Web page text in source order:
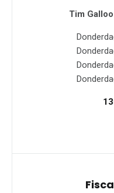
Tim Galloo